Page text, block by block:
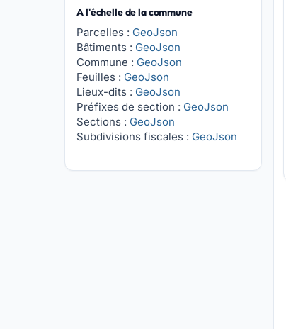
A l'échelle de la commune
Parcelles : GeoJson
Bâtiments : GeoJson
Commune : GeoJson
Feuilles : GeoJson
Lieux-dits : GeoJson
Préfixes de section : GeoJson
Sections : GeoJson
Subdivisions fiscales : GeoJson